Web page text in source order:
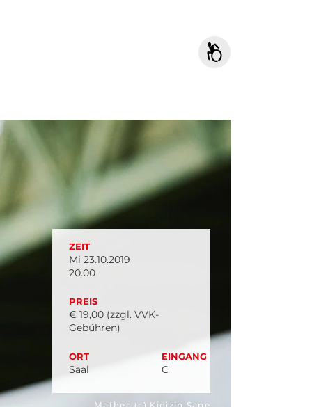
ZEIT
Mi 23.10.2019
20.00
PREIS
€ 19,00 (zzgl. VVK-
Gebühren)
ORT
Saal
EINGANG
C